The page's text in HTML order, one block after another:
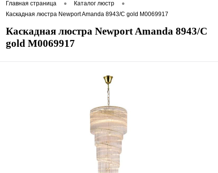
Главная страница • Каталог люстр •
Каскадная люстра Newport Amanda 8943/C gold М0069917
Каскадная люстра Newport Amanda 8943/C
gold М0069917